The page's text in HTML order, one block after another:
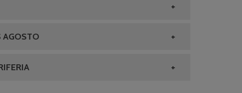
AGOSTO